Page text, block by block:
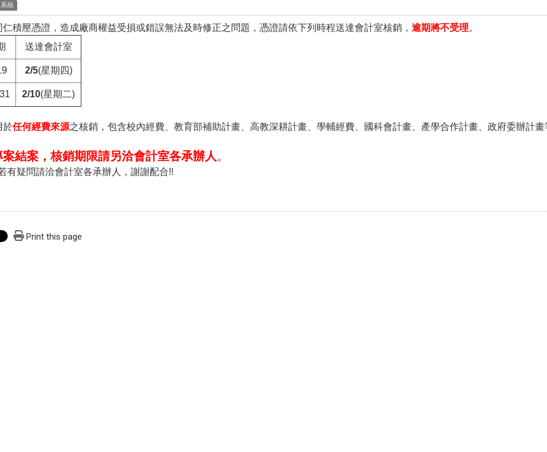
統
仁積壓憑證，造成廠商權益受損或錯誤無法及時修正之問題，憑證請依下列時程送達會計室核銷， 逾期將不受理。
送達會計室
2/5(星期四)
2/10(星期二)
於任何經費來源之核銷，包含校內經費、教育部補助計畫、高教深耕計畫、學輔經費、國科會計畫、產學合作計畫、政府委辦計畫
結案，核銷期限請另洽會計室各承辦人 。
有疑問請洽會計室各承辦人，謝謝配合!!
Print this page